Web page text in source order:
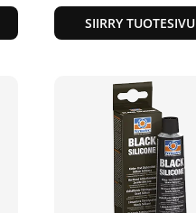
SIIRRY